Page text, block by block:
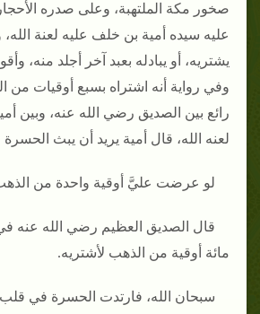
صخور مكة الملتهبة، وعلى صدره
عليه سيده أمية بن خلف عليه لعنة
يشتريه، أو يبادله بعبد آخر أجلد منه،
وفي رواية أنه اشتراه بسبع أوقيات من
رائع بين الصديق رضي الله عنه، وبين
لعنه الله، قال أمية يريد أن يبث
لو عرضت عليَّ أوقية واحدة من
قال الصديق العظيم رضي الله عنه
مائة أوقية من الذهب لأشتريه.
سبحان الله، فارتدت الحسرة في